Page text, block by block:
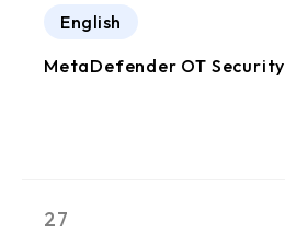
English
MetaDefender OT Security
27